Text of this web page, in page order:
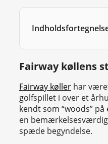
Fairway køllens
Fairway køller har
golfspillet i over et
kendt som “woods”
en
spæde begyndelse.